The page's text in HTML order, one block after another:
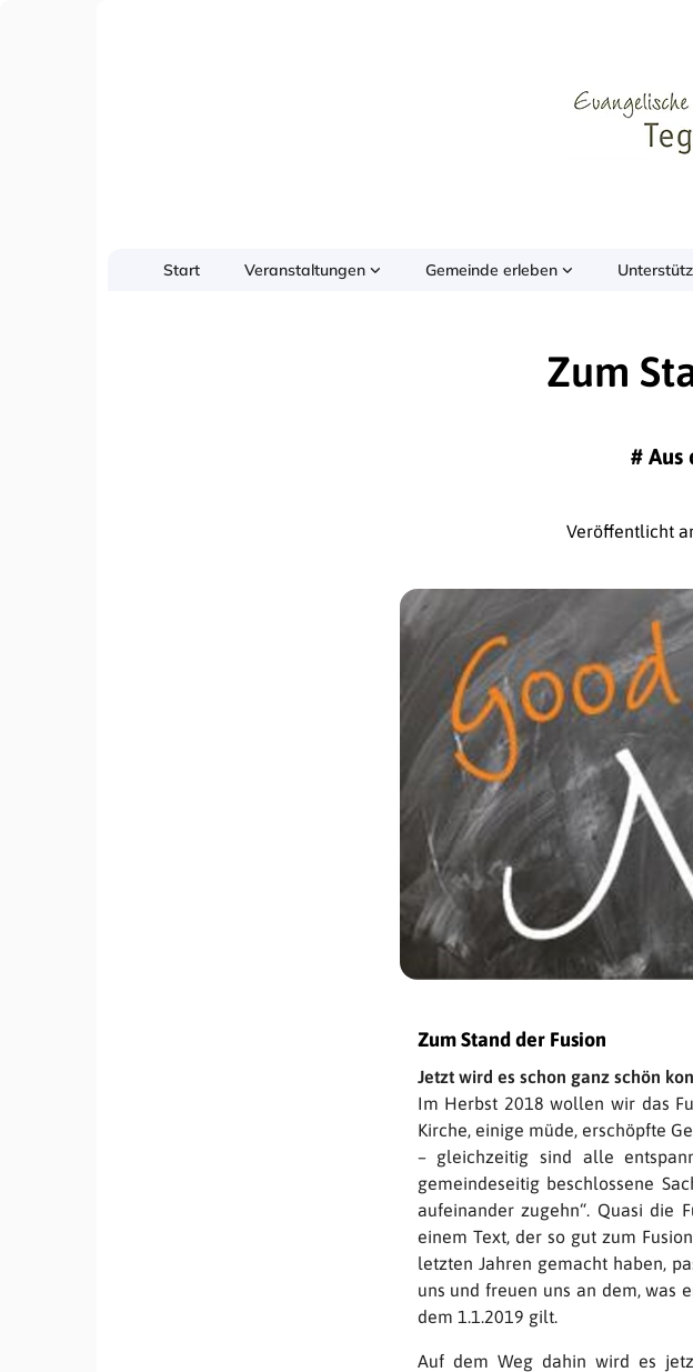
Start Veranstaltungen Gemeinde erleben
Zum
# Aus
Veröffentlicht
Zum Stand der Fusion
Jetzt wird es schon ganz schön
Im Herbst 2018 wollen wir das
Kirche, einige müde, erschöpfte
– gleichzeitig sind alle
gemeindeseitig beschlossene
aufeinander zugehn“. Quasi die
einem Text, der so gut zum
letzten Jahren gemacht haben,
uns und freuen uns an dem, was
dem 1.1.2019 gilt.
Auf dem Weg dahin wird es